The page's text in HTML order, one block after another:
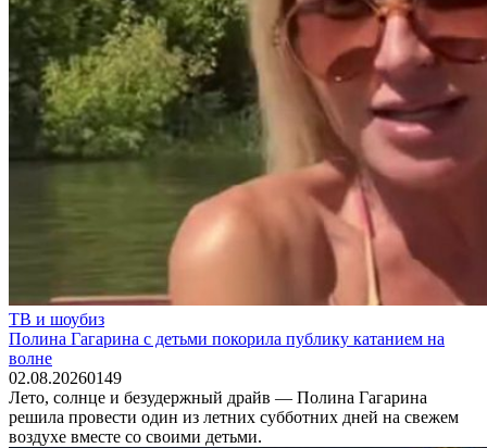
ТВ и шоубиз
Полина Гагарина с детьми покорила публику катанием на
волне
02.08.20260149
Лето, солнце и безудержный драйв — Полина Гагарина
решила провести один из летних субботних дней на свежем
воздухе вместе со своими детьми.